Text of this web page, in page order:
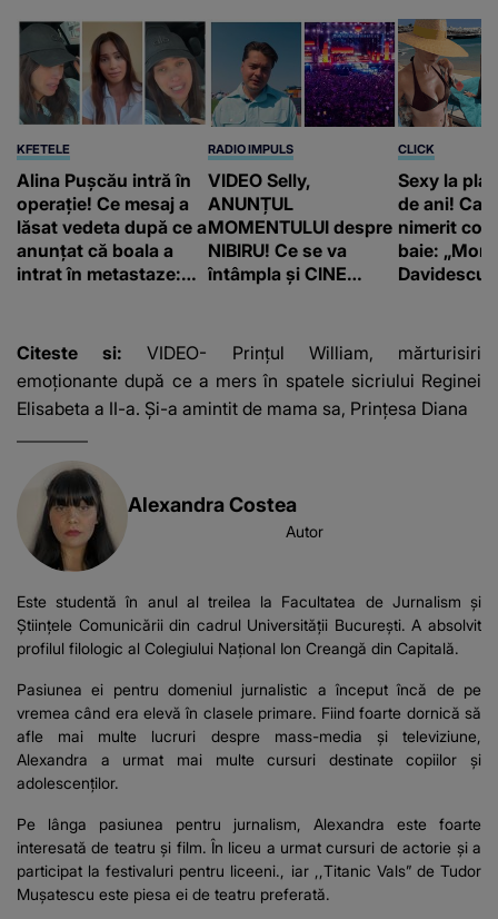
KFETELE
Alina Pușcău intră în
operație! Ce mesaj a
lăsat vedeta după ce a
anunțat că boala a
intrat în metastaze:
RADIO IMPULS
VIDEO Selly,
ANUNȚUL
MOMENTULUI despre
NIBIRU! Ce se va
întâmpla și CINE
e ciudă că..."
CLICK
Sexy la
de ani!
nimerit
baie:
Davidescu
Citeste si:VIDEO- Prințul William, mărturisiri
emoționante după ce a mers în spatele sicriului Reginei
Elisabeta a II-a. Și-a amintit de mama sa, Prințesa Diana
Alexandra Costea
Autor
Este studentă în anul al treilea la Facultatea de Jurnalism și
Științele Comunicării din cadrul Universității București. A absolvit
profilul filologic al Colegiului Național Ion Creangă din Capitală.
Pasiunea ei pentru domeniul jurnalistic a început încă de pe
vremea când era elevă în clasele primare. Fiind foarte dornică să
afle mai multe lucruri despre mass-media și televiziune,
Alexandra a urmat mai multe cursuri destinate copiilor și
adolescenților.
Pe lânga pasiunea pentru jurnalism, Alexandra este foarte
interesată de teatru și film. În liceu a urmat cursuri de actorie și a
participat la festivaluri pentru liceeni., iar ,,Titanic Vals” de Tudor
Mușatescu este piesa ei de teatru preferată.